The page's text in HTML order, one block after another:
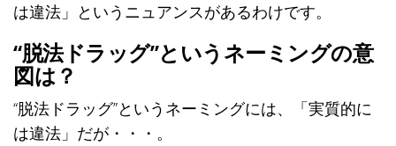
は違法」というニュアンスがあるわけです。
“脱法ドラッグ”というネーミングの意
図は？
“脱法ドラッグ”というネーミングには、「実質的に
は違法」だが・・・。